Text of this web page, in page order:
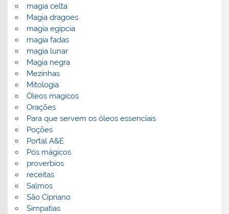
magia celta
Magia dragoes
magia egipcia
magia fadas
magia lunar
Magia negra
Mezinhas
Mitologia
Óleos magicos
Orações
Para que servem os óleos essenciais
Poções
Portal A&E
Pós mágicos
proverbios
receitas
Salmos
São Cipriano
Simpatias